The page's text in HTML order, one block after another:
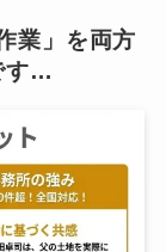
業」を両方
す…